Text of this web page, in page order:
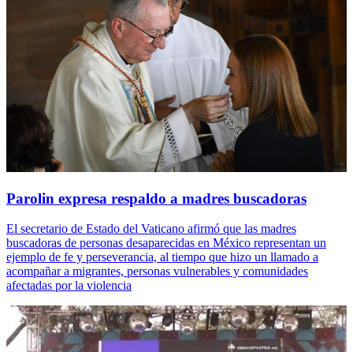
Parolin expresa respaldo a madres buscadoras
El secretario de Estado del Vaticano afirmó que las madres
buscadoras de personas desaparecidas en México representan un
ejemplo de fe y perseverancia, al tiempo que hizo un llamado a
acompañar a migrantes, personas vulnerables y comunidades
afectadas por la violencia